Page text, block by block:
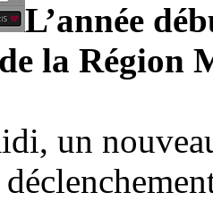
L’année
la Région
un